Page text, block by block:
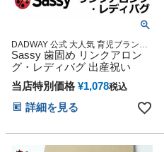
DADWAY 公式 大人気 育児ブランド
キャラクター 雑貨 グッズ通販 出産
記念 小物 ダッドウェイ オンライン
Sassy 歯固め リンクアロン
グ・レディバグ 出産祝い
当店特別価格 ¥1,078税込
詳細を見る